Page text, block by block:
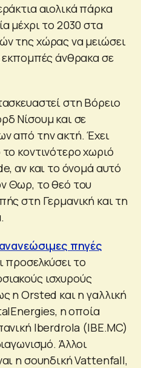
αιολικά πάρκα
μέχρι το 2030 στα
της χώρας να μειώσει
εκπομπές άνθρακα σε
στη Βόρειο
Νίσουμ και σε
από την ακτή. Έχει
κοντινότερο χωριό
αν και το όνομά αυτό
Θωρ, το θεό του
στη Γερμανική και τη
ανανεώσιμες πηγές
προσελκύσει το
ισχυρούς
η Orsted και η γαλλική
η οποία
Iberdrola (IBE.MC)
Άλλοι
η σουηδική Vattenfall,